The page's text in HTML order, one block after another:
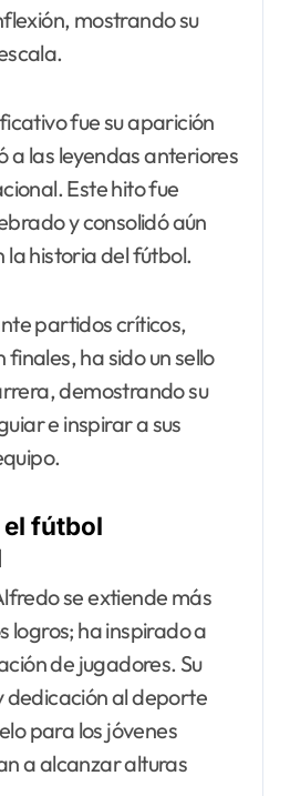
mostrando su
fue su aparición
a las leyendas anteriores
Este hito fue
y consolidó aún
la historia del fútbol.
partidos críticos,
ha sido un sello
demostrando su
e inspirar a sus
fútbol
se extiende más
logros; ha inspirado a
de jugadores. Su
dedicación al deporte
para los jóvenes
a alcanzar alturas